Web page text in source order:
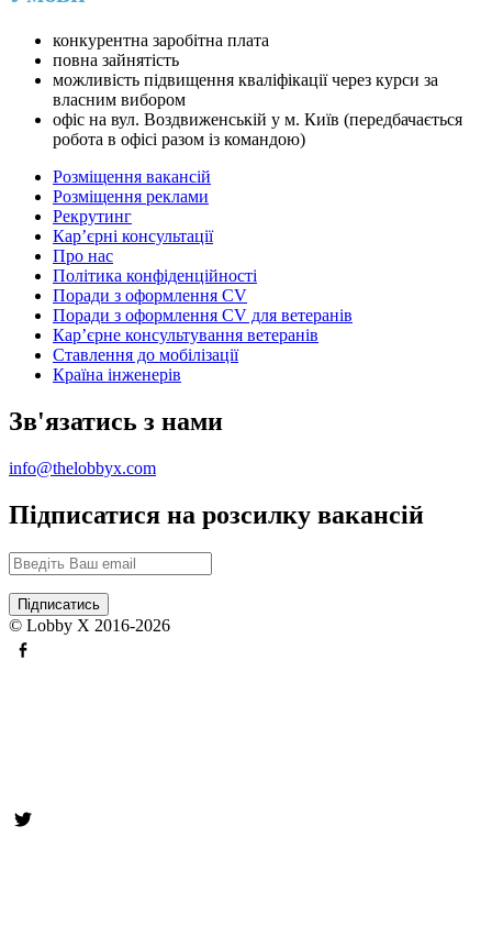
конкурентна заробітна плата
повна зайнятість
можливість підвищення кваліфікації через курси за
власним вибором
офіс на вул. Воздвиженській у м. Київ (передбачається
робота в офісі разом із командою)
Розміщення вакансій
Розміщення реклами
Рекрутинг
Карʼєрні консультації
Про нас
Політика конфіденційності
Поради з оформлення CV
Поради з оформлення CV для ветеранів
Карʼєрне консультування ветеранів
Ставлення до мобілізації
Країна інженерів
Зв'язатись з нами
info@thelobbyx.com
Підписатися на розсилку вакансій
© Lobby X 2016-2026